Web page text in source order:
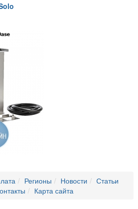
Регионы Новости
Статьи
Карта сайта